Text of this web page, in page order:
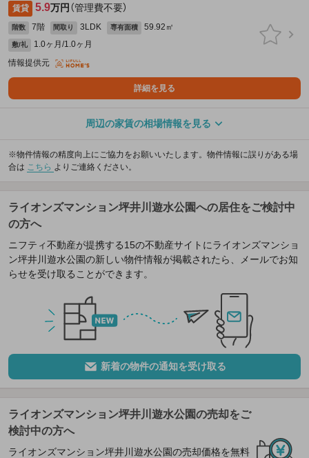
賃貸 5.9万円 （管理費不要）
階数 7階 間取り 3LDK 専有面積 59.92㎡
敷/礼
1.0ヶ月/1.0ヶ月
情報提供元
詳細を見る
周辺の家賃の相場情報を見る
※物件情報の精度向上にご協力をお願いいたします。物件情報に誤りがある場
合は こちら よりご連絡ください。
ライオンズマンション坪井川遊水公園への居住をご検討中
の方へ
ニフティ不動産が提携する15の不動産サイトにライオンズマンショ
ン坪井川遊水公園の新しい物件情報が掲載されたら、メールでお知
らせを受け取ることができます。
新着の物件の通知を受け取る
ライオンズマンション坪井川遊水公園の売却をご
検討中の方へ
ライオンズマンション坪井川遊水公園の売却価格を無料